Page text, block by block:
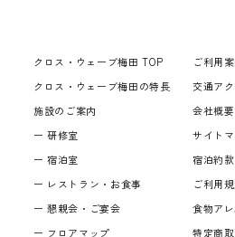
クロス・ウェーブ梅田 TOP
クロス・ウェーブ梅田の特長
施設のご案内
研修室
宿泊室
レストラン・お食事
懇親会・ご宴会
フロアマップ
ご利用
交通ア
会社概要
サイト
宿泊約款
ご利用
食物ア
特定商